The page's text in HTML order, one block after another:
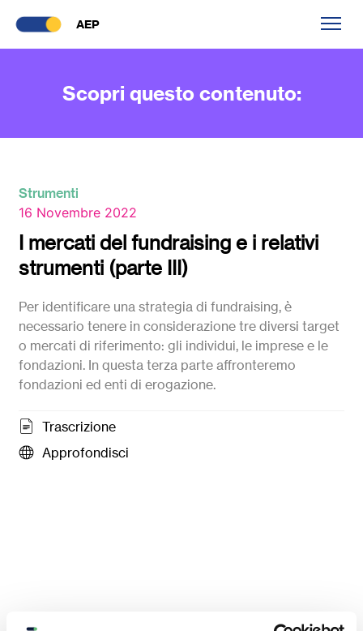
AEP
Scopri questo contenuto:
Strumenti
16 Novembre 2022
I mercati del fundraising e i relativi
strumenti (parte III)
Per identificare una strategia di fundraising, è
necessario tenere in considerazione tre diversi target
o mercati di riferimento: gli individui, le imprese e le
fondazioni. In questa terza parte affronteremo
fondazioni ed enti di erogazione.
Trascrizione
Approfondisci